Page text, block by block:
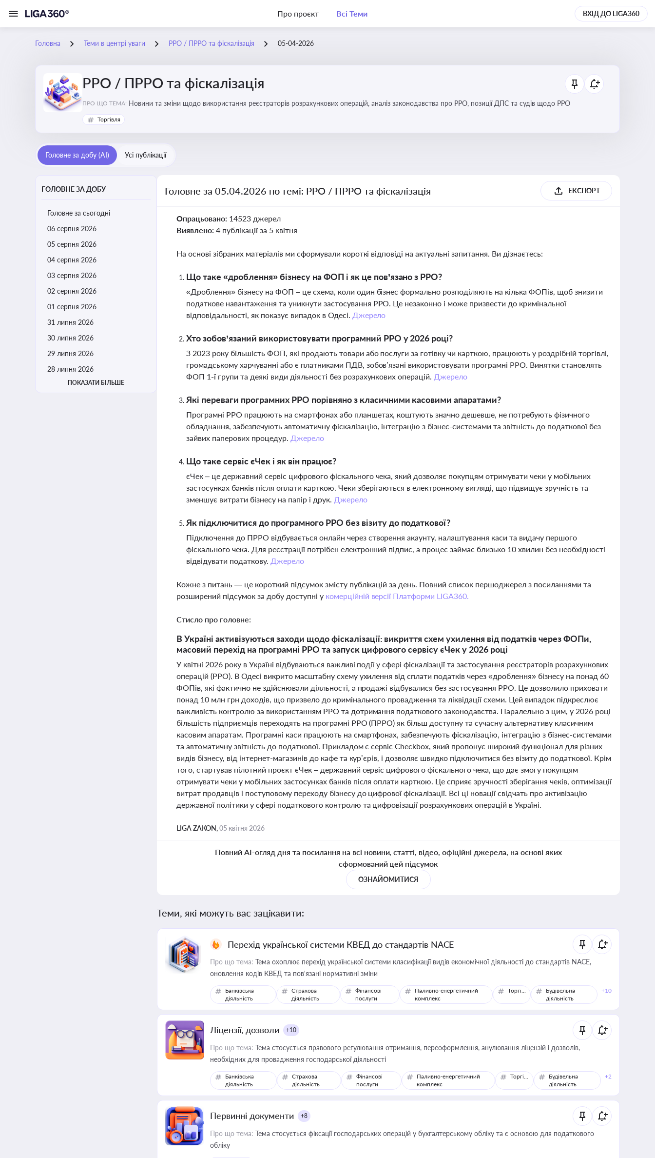
Про проєкт Всі Теми ВХІД ДО LIGA360
Головна Теми в центрі уваги РРО / ПРРО та фіскалізація 05-04-2026
РРО / ПРРО та фіскалізація
ПРО ЩО ТЕМА: Новини та зміни щодо використання реєстраторів розрахункових операцій, аналіз законодавства про РРО, позиції ДПС та судів щодо РРО
Торгівля
Головне за добу (AI) Усі публікації
ГОЛОВНЕ ЗА ДОБУ
Головне за сьогодні
06 серпня 2026
05 серпня 2026
04 серпня 2026
03 серпня 2026
02 серпня 2026
01 серпня 2026
31 липня 2026
30 липня 2026
29 липня 2026
28 липня 2026
ПОКАЗАТИ БІЛЬШЕ
Головне за 05.04.2026 по темі: РРО / ПРРО та фіскалізація ЕКСПОРТ
Опрацьовано: 14523 джерел
Виявлено: 4 публікації за 5 квітня
На основі зібраних матеріалів ми сформували короткі відповіді на актуальні запитання. Ви дізнаєтесь:
Що таке «дроблення» бізнесу на ФОП і як це пов’язано з РРО?
«Дроблення» бізнесу на ФОП – це схема, коли один бізнес формально розподіляють на кілька ФОПів, щоб знизити
податкове навантаження та уникнути застосування РРО. Це незаконно і може призвести до кримінальної
відповідальності, як показує випадок в Одесі. Джерело
Хто зобов’язаний використовувати програмний РРО у 2026 році?
З 2023 року більшість ФОП, які продають товари або послуги за готівку чи карткою, працюють у роздрібній торгівлі,
громадському харчуванні або є платниками ПДВ, зобов’язані використовувати програмні РРО. Винятки становлять
ФОП 1-ї групи та деякі види діяльності без розрахункових операцій. Джерело
Які переваги програмних РРО порівняно з класичними касовими апаратами?
Програмні РРО працюють на смартфонах або планшетах, коштують значно дешевше, не потребують фізичного
обладнання, забезпечують автоматичну фіскалізацію, інтеграцію з бізнес-системами та звітність до податкової без
зайвих паперових процедур. Джерело
Що таке сервіс єЧек і як він працює?
єЧек – це державний сервіс цифрового фіскального чека, який дозволяє покупцям отримувати чеки у мобільних
застосунках банків після оплати карткою. Чеки зберігаються в електронному вигляді, що підвищує зручність та
зменшує витрати бізнесу на папір і друк. Джерело
Як підключитися до програмного РРО без візиту до податкової?
Підключення до ПРРО відбувається онлайн через створення акаунту, налаштування каси та видачу першого
фіскального чека. Для реєстрації потрібен електронний підпис, а процес займає близько 10 хвилин без необхідності
відвідувати податкову. Джерело
Кожне з питань — це короткий підсумок змісту публікацій за день. Повний список першоджерел з посиланнями та
розширений підсумок за добу доступні у комерційній версії Платформи LIGA360.
Стисло про головне:
В Україні активізуються заходи щодо фіскалізації: викриття схем ухилення від податків через ФОПи,
масовий перехід на програмні РРО та запуск цифрового сервісу єЧек у 2026 році
У квітні 2026 року в Україні відбуваються важливі події у сфері фіскалізації та застосування реєстраторів розрахункових
операцій (РРО). В Одесі викрито масштабну схему ухилення від сплати податків через «дроблення» бізнесу на понад 60
ФОПів, які фактично не здійснювали діяльності, а продажі відбувалися без застосування РРО. Це дозволило приховати
понад 10 млн грн доходів, що призвело до кримінального провадження та ліквідації схеми. Цей випадок підкреслює
важливість контролю за використанням РРО та дотримання податкового законодавства. Паралельно з цим, у 2026 році
більшість підприємців переходять на програмні РРО (ПРРО) як більш доступну та сучасну альтернативу класичним
касовим апаратам. Програмні каси працюють на смартфонах, забезпечують фіскалізацію, інтеграцію з бізнес-системами
та автоматичну звітність до податкової. Прикладом є сервіс Checkbox, який пропонує широкий функціонал для різних
видів бізнесу, від інтернет-магазинів до кафе та кур’єрів, і дозволяє швидко підключитися без візиту до податкової. Крім
того, стартував пілотний проєкт єЧек – державний сервіс цифрового фіскального чека, що дає змогу покупцям
отримувати чеки у мобільних застосунках банків після оплати карткою. Це сприяє зручності зберігання чеків, оптимізації
витрат продавців і поступовому переходу бізнесу до цифрової фіскалізації. Всі ці новації свідчать про активізацію
державної політики у сфері податкового контролю та цифровізації розрахункових операцій в Україні.
LIGA ZAKON,05 квітня 2026
Повний AI-огляд дня та посилання на всі новини, статті, відео, офіційні джерела, на основі яких
сформований цей підсумок
ОЗНАЙОМИТИСЯ
Теми, які можуть вас зацікавити:
Перехід української системи КВЕД до стандартів NACE
Про що тема: Тема охоплює перехід української системи класифікації видів економічної діяльності до стандартів NACE,
оновлення кодів КВЕД та пов'язані нормативні зміни
Банківська
діяльність
Страхова
діяльність
Фінансові
послуги
Паливно-енергетичний
комплекс
Торгівля
Будівельна
діяльність
+10
Ліцензії, дозволи +10
Про що тема: Тема стосується правового регулювання отримання, переоформлення, анулювання ліцензій і дозволів,
необхідних для провадження господарської діяльності
Банківська
діяльність
Страхова
діяльність
Фінансові
послуги
Паливно-енергетичний
комплекс
Торгівля
Будівельна
діяльність
+2
Первинні документи +8
Про що тема: Тема стосується фіксації господарських операцій у бухгалтерському обліку та є основою для податкового
обліку